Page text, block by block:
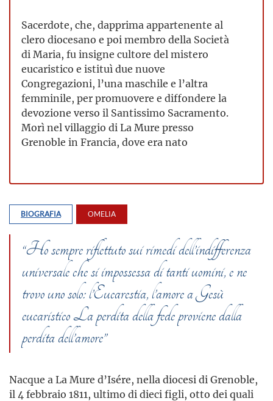
Sacerdote, che, dapprima appartenente al
clero diocesano e poi membro della Società
di Maria, fu insigne cultore del mistero
eucaristico e istituì due nuove
Congregazioni, l’una maschile e l’altra
femminile, per promuovere e diffondere la
devozione verso il Santissimo Sacramento.
Morì nel villaggio di La Mure presso
Grenoble in Francia, dove era nato
BIOGRAFIA OMELIA
“Ho sempre riflettuto sui rimedi dell’indifferenza
universale che si impossessa di tanti uomini, e ne
trovo uno solo: l’Eucarestia, l’amore a Gesù
eucaristico La perdita della fede proviene dalla
perdita dell’amore”
Nacque a La Mure d’Isére, nella diocesi di Grenoble,
il 4 febbraio 1811, ultimo di dieci figli, otto dei quali